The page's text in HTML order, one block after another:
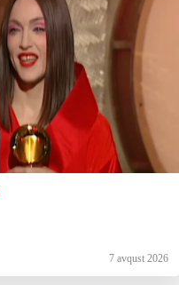
7 avqust 2026